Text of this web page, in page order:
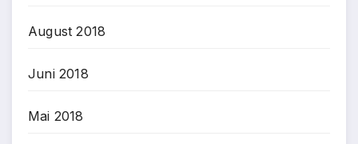
August 2018
Juni 2018
Mai 2018